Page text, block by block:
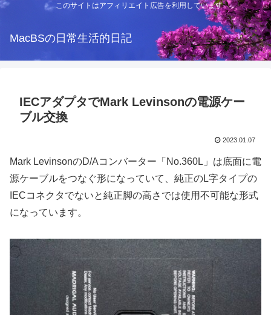
このサイトはアフィリエイト広告を利用しています
MacBSの日常生活的日記
IECアダプタでMark Levinsonの電源ケー
ブル交換
2023.01.07
Mark LevinsonのD/Aコンバーター「No.360L」は底面に電
源ケーブルをつなぐ形になっていて、純正のL字タイプの
IECコネクタでないと純正脚の高さでは使用不可能な形式
になっています。